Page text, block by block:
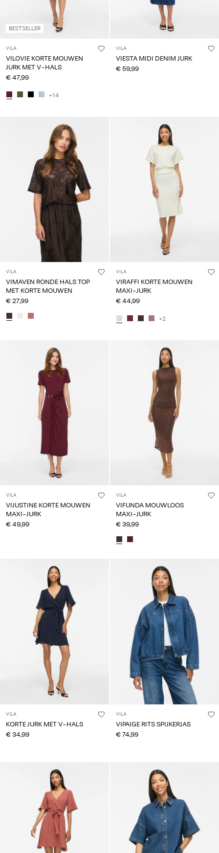
BESTSELLER
VILA
VILOVIE KORTE MOUWEN
JURK MET V-HALS
€ 47,99
+14
VILA
VIESTA MIDI DENIM JURK
€ 59,99
VILA
VIMAVEN RONDE HALS TOP
MET KORTE MOUWEN
€ 27,99
VILA
VIRAFFI KORTE MOUWEN
MAXI-JURK
€ 44,99
+2
VILA
VIJUSTINE KORTE MOUWEN
MAXI-JURK
€ 49,99
VILA
VIFUNDA MOUWLOOS
MAXI-JURK
€ 39,99
VILA
KORTE JURK MET V-HALS
€ 34,99
VILA
VIPAIGE RITS SPIJKERJAS
€ 74,99